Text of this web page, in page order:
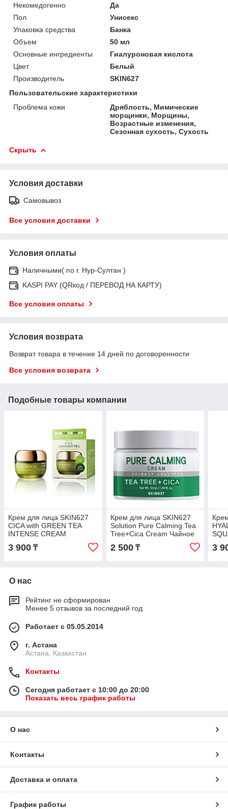
Некомедогенно
Да
Пол
Унисекс
Упаковка средства
Банка
Объем
50 мл
Основные ингредиенты
Гиалуроновая кислота
Цвет
Белый
Производитель
SKIN627
Пользовательские характеристики
Проблема кожи
Дряблость, Мимические
морщинки, Морщины,
Возрастные изменения,
Сезонная сухость, Сухость
Скрыть
Условия доставки
Самовывоз
Все условия доставки
Условия оплаты
Наличными( по г. Нур-Султан )
KASPI PAY (QRкод / ПЕРЕВОД НА КАРТУ)
Все условия оплаты
Условия возврата
Возврат товара в течение 14 дней по договоренности
Все условия возврата
Подобные товары компании
Крем для лица SKIN627
CICA with GREEN TEA
INTENSE CREAM
Центелла и Зеленый чай
50 мл
3 900 ₸
Крем для лица SKIN627
Solution Pure Calming Tea
Tree+Cica Cream Чайное
дерево + Центелла 50 мл
2 500₸ 3
О нас
Рейтинг не сформирован
Менее 5 отзывов за последний год
Работает с 05.05.2014
г. Астана
Астана, Казахстан
Контакты
Сегодня работает с 10:00 до 20:00
Показать весь график работы
О нас
Контакты
Доставка и оплата
График работы